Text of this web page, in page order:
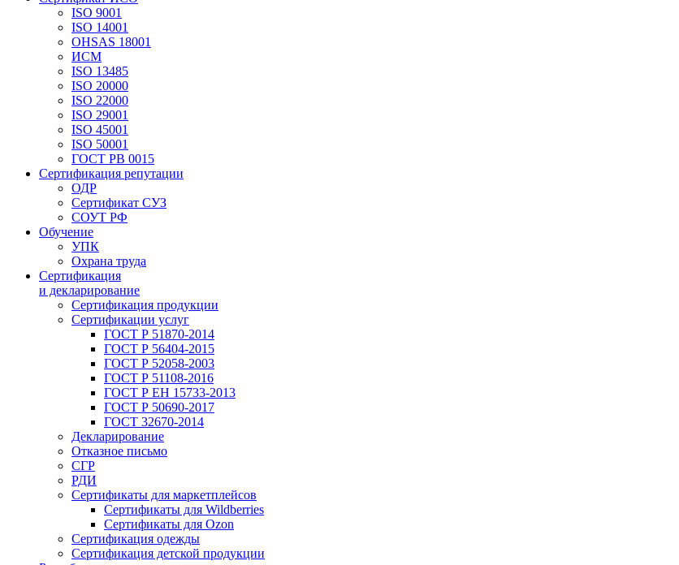
ISO 9001
ISO 14001
OHSAS 18001
ИСМ
ISO 13485
ISO 20000
ISO 22000
ISO 29001
ISO 45001
ISO 50001
ГОСТ РВ 0015
Сертификация репутации
ОДР
Сертификат СУЗ
СОУТ РФ
Обучение
УПК
Охрана труда
Сертификация
и декларирование
Сертификация продукции
Сертификации услуг
ГОСТ Р 51870-2014
ГОСТ Р 56404-2015
ГОСТ Р 52058-2003
ГОСТ Р 51108-2016
ГОСТ Р ЕН 15733-2013
ГОСТ Р 50690-2017
ГОСТ 32670-2014
Декларирование
Отказное письмо
СГР
РДИ
Сертификаты для маркетплейсов
Сертификаты для Wildberries
Сертификаты для Ozon
Сертификация одежды
Сертификация детской продукции